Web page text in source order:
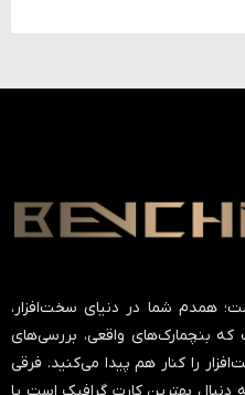
همدم شما در دنیای سخت‌افزار،
بنچمارک‌های واقعی، بررسی‌های
را کنار هم پیدا می‌کنید. فرقی